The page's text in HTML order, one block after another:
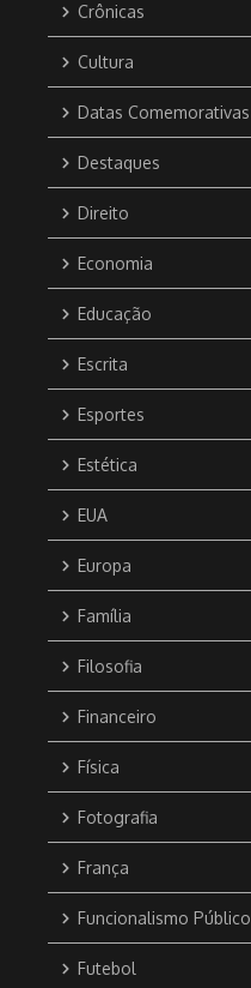
Crônicas
Cultura
Datas Comemorativas
Destaques
Direito
Economia
Educação
Escrita
Esportes
Estética
EUA
Europa
Família
Filosofia
Financeiro
Física
Fotografia
França
Funcionalismo Público
Futebol